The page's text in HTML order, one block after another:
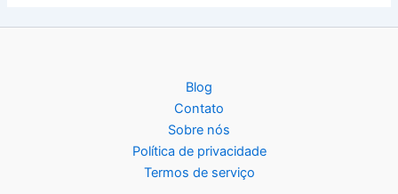
Blog
Contato
Sobre nós
Política de privacidade
Termos de serviço